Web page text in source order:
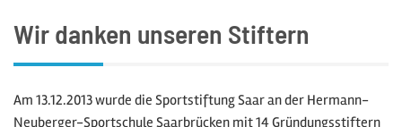
Wir danken unseren Stiftern
Am 13.12.2013 wurde die Sportstiftung Saar an der Hermann-
Neuberger-Sportschule Saarbrücken mit 14 Gründungsstiftern